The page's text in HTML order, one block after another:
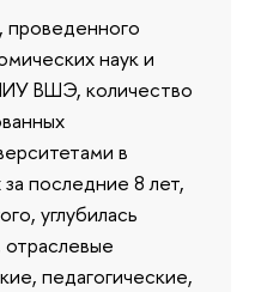
наук и
ВШЭ, количество
в
последние 8 лет,
углубилась
отраслевые
педагогические,